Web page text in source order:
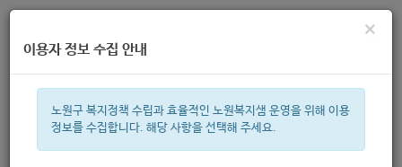
×
이용자 정보 수집 안내
노원구 복지정책 수립과 효율적인 노원복지샘 운영을 위해 이용
정보를 수집합니다. 해당 사항을 선택해 주세요.